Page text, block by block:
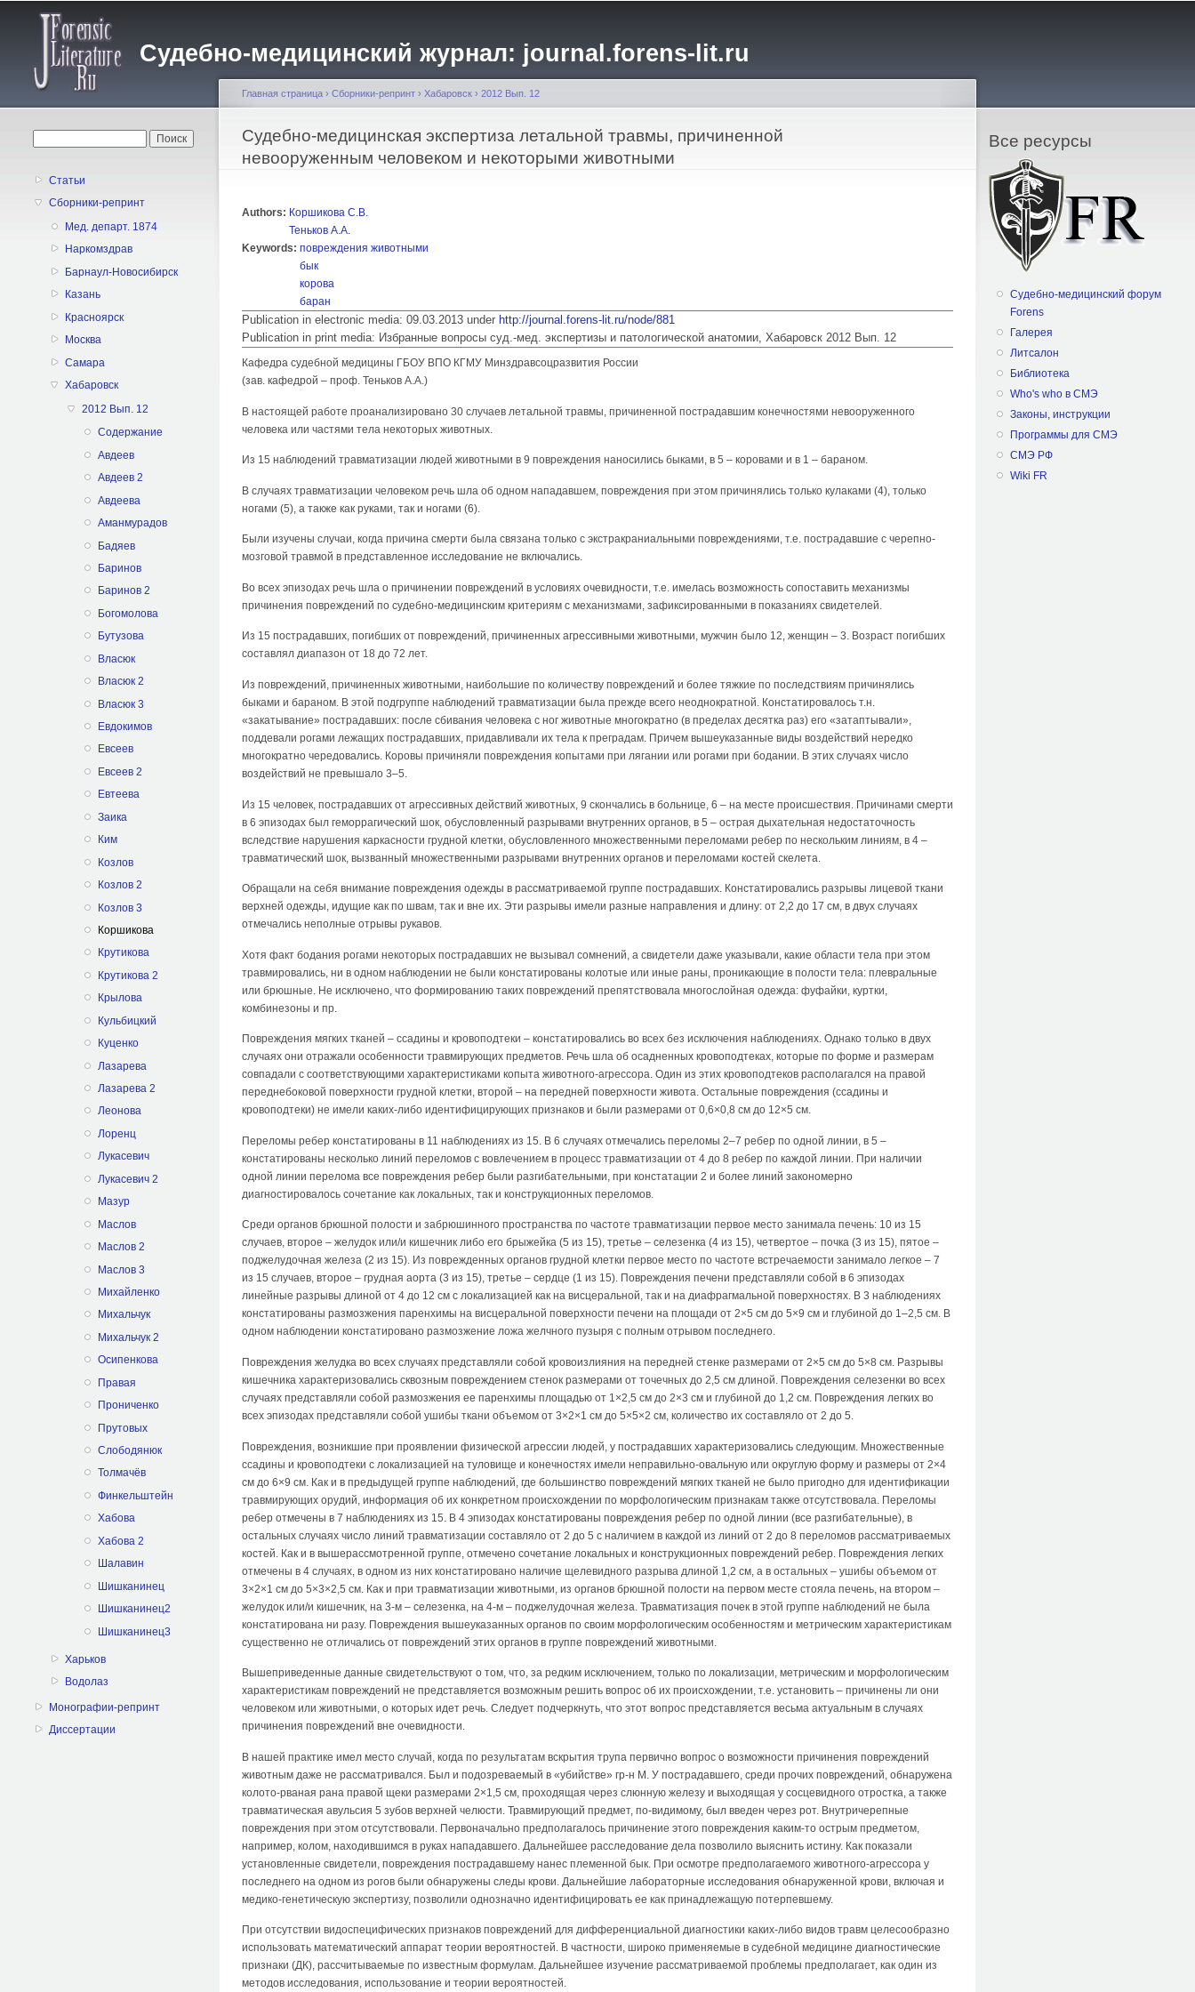
содержанию
Судебно-медицинский журнал: journal.forens-lit.ru
Статьи
Сборники-репринт
Мед. департ. 1874
Наркомздрав
Барнаул-Новосибирск
Казань
Красноярск
Москва
Самара
Хабаровск
2012 Вып. 12
Содержание
Авдеев
Авдеев 2
Авдеева
Аманмурадов
Бадяев
Баринов
Баринов 2
Богомолова
Бутузова
Власюк
Власюк 2
Власюк 3
Евдокимов
Евсеев
Евсеев 2
Евтеева
Заика
Ким
Козлов
Козлов 2
Козлов 3
Коршикова
Крутикова
Крутикова 2
Крылова
Кульбицкий
Куценко
Лазарева
Лазарева 2
Леонова
Лоренц
Лукасевич
Лукасевич 2
Мазур
Маслов
Маслов 2
Маслов 3
Михайленко
Михальчук
Михальчук 2
Осипенкова
Правая
Прониченко
Прутовых
Слободянюк
Толмачёв
Финкельштейн
Хабова
Хабова 2
Шалавин
Шишканинец
Шишканинец2
Шишканинец3
Харьков
Водолаз
Монографии-репринт
Диссертации
Вы здесь
Главная страница › Сборники-репринт › Хабаровск › 2012 Вып. 12
Судебно-медицинская экспертиза летальной травмы, причиненной
невооруженным человеком и некоторыми животными
Authors: Коршикова С.В.
Теньков А.А.
Keywords: повреждения животными
бык
корова
баран
Publication in electronic media: 09.03.2013 under http://journal.forens-lit.ru/node/881
Publication in print media: Избранные вопросы суд.-мед. экспертизы и патологической анатомии, Хабаровск 2012 Вып. 12
Кафедра судебной медицины ГБОУ ВПО КГМУ Минздравсоцразвития России
(зав. кафедрой – проф. Теньков А.А.)
В настоящей работе проанализировано 30 случаев летальной травмы, причиненной пострадавшим конечностями невооруженного
человека или частями тела некоторых животных.
Из 15 наблюдений травматизации людей животными в 9 повреждения наносились быками, в 5 – коровами и в 1 – бараном.
В случаях травматизации человеком речь шла об одном нападавшем, повреждения при этом причинялись только кулаками (4), только
ногами (5), а также как руками, так и ногами (6).
Были изучены случаи, когда причина смерти была связана только с экстракраниальными повреждениями, т.е. пострадавшие с черепно-
мозговой травмой в представленное исследование не включались.
Во всех эпизодах речь шла о причинении повреждений в условиях очевидности, т.е. имелась возможность сопоставить механизмы
причинения повреждений по судебно-медицинским критериям с механизмами, зафиксированными в показаниях свидетелей.
Из 15 пострадавших, погибших от повреждений, причиненных агрессивными животными, мужчин было 12, женщин – 3. Возраст погибших
составлял диапазон от 18 до 72 лет.
Из повреждений, причиненных животными, наибольшие по количеству повреждений и более тяжкие по последствиям причинялись
быками и бараном. В этой подгруппе наблюдений травматизации была прежде всего неоднократной. Констатировалось т.н.
«закатывание» пострадавших: после сбивания человека с ног животные многократно (в пределах десятка раз) его «затаптывали»,
поддевали рогами лежащих пострадавших, придавливали их тела к преградам. Причем вышеуказанные виды воздействий нередко
многократно чередовались. Коровы причиняли повреждения копытами при лягании или рогами при бодании. В этих случаях число
воздействий не превышало 3–5.
Из 15 человек, пострадавших от агрессивных действий животных, 9 скончались в больнице, 6 – на месте происшествия. Причинами смерти
в 6 эпизодах был геморрагический шок, обусловленный разрывами внутренних органов, в 5 – острая дыхательная недостаточность
вследствие нарушения каркасности грудной клетки, обусловленного множественными переломами ребер по нескольким линиям, в 4 –
травматический шок, вызванный множественными разрывами внутренних органов и переломами костей скелета.
Обращали на себя внимание повреждения одежды в рассматриваемой группе пострадавших. Констатировались разрывы лицевой ткани
верхней одежды, идущие как по швам, так и вне их. Эти разрывы имели разные направления и длину: от 2,2 до 17 см, в двух случаях
отмечались неполные отрывы рукавов.
Хотя факт бодания рогами некоторых пострадавших не вызывал сомнений, а свидетели даже указывали, какие области тела при этом
травмировались, ни в одном наблюдении не были констатированы колотые или иные раны, проникающие в полости тела: плевральные
или брюшные. Не исключено, что формированию таких повреждений препятствовала многослойная одежда: фуфайки, куртки,
комбинезоны и пр.
Повреждения мягких тканей – ссадины и кровоподтеки – констатировались во всех без исключения наблюдениях. Однако только в двух
случаях они отражали особенности травмирующих предметов. Речь шла об осадненных кровоподтеках, которые по форме и размерам
совпадали с соответствующими характеристиками копыта животного-агрессора. Один из этих кровоподтеков располагался на правой
переднебоковой поверхности грудной клетки, второй – на передней поверхности живота. Остальные повреждения (ссадины и
кровоподтеки) не имели каких-либо идентифицирующих признаков и были размерами от 0,6×0,8 см до 12×5 см.
Переломы ребер констатированы в 11 наблюдениях из 15. В 6 случаях отмечались переломы 2–7 ребер по одной линии, в 5 –
констатированы несколько линий переломов с вовлечением в процесс травматизации от 4 до 8 ребер по каждой линии. При наличии
одной линии перелома все повреждения ребер были разгибательными, при констатации 2 и более линий закономерно
диагностировалось сочетание как локальных, так и конструкционных переломов.
Среди органов брюшной полости и забрюшинного пространства по частоте травматизации первое место занимала печень: 10 из 15
случаев, второе – желудок или/и кишечник либо его брыжейка (5 из 15), третье – селезенка (4 из 15), четвертое – почка (3 из 15), пятое –
поджелудочная железа (2 из 15). Из поврежденных органов грудной клетки первое место по частоте встречаемости занимало легкое – 7
из 15 случаев, второе – грудная аорта (3 из 15), третье – сердце (1 из 15). Повреждения печени представляли собой в 6 эпизодах
линейные разрывы длиной от 4 до 12 см с локализацией как на висцеральной, так и на диафрагмальной поверхностях. В 3 наблюдениях
констатированы размозжения паренхимы на висцеральной поверхности печени на площади от 2×5 см до 5×9 см и глубиной до 1–2,5 см. В
одном наблюдении констатировано размозжение ложа желчного пузыря с полным отрывом последнего.
Повреждения желудка во всех случаях представляли собой кровоизлияния на передней стенке размерами от 2×5 см до 5×8 см. Разрывы
кишечника характеризовались сквозным повреждением стенок размерами от точечных до 2,5 см длиной. Повреждения селезенки во всех
случаях представляли собой размозжения ее паренхимы площадью от 1×2,5 см до 2×3 см и глубиной до 1,2 см. Повреждения легких во
всех эпизодах представляли собой ушибы ткани объемом от 3×2×1 см до 5×5×2 см, количество их составляло от 2 до 5.
Повреждения, возникшие при проявлении физической агрессии людей, у пострадавших характеризовались следующим. Множественные
ссадины и кровоподтеки с локализацией на туловище и конечностях имели неправильно-овальную или округлую форму и размеры от 2×4
см до 6×9 см. Как и в предыдущей группе наблюдений, где большинство повреждений мягких тканей не было пригодно для идентификации
травмирующих орудий, информация об их конкретном происхождении по морфологическим признакам также отсутствовала. Переломы
ребер отмечены в 7 наблюдениях из 15. В 4 эпизодах констатированы повреждения ребер по одной линии (все разгибательные), в
остальных случаях число линий травматизации составляло от 2 до 5 с наличием в каждой из линий от 2 до 8 переломов рассматриваемых
костей. Как и в вышерассмотренной группе, отмечено сочетание локальных и конструкционных повреждений ребер. Повреждения легких
отмечены в 4 случаях, в одном из них констатировано наличие щелевидного разрыва длиной 1,2 см, а в остальных – ушибы объемом от
3×2×1 см до 5×3×2,5 см. Как и при травматизации животными, из органов брюшной полости на первом месте стояла печень, на втором –
желудок или/и кишечник, на 3-м – селезенка, на 4-м – поджелудочная железа. Травматизация почек в этой группе наблюдений не была
констатирована ни разу. Повреждения вышеуказанных органов по своим морфологическим особенностям и метрическим характеристикам
существенно не отличались от повреждений этих органов в группе повреждений животными.
Вышеприведенные данные свидетельствуют о том, что, за редким исключением, только по локализации, метрическим и морфологическим
характеристикам повреждений не представляется возможным решить вопрос об их происхождении, т.е. установить – причинены ли они
человеком или животными, о которых идет речь. Следует подчеркнуть, что этот вопрос представляется весьма актуальным в случаях
причинения повреждений вне очевидности.
В нашей практике имел место случай, когда по результатам вскрытия трупа первично вопрос о возможности причинения повреждений
животным даже не рассматривался. Был и подозреваемый в «убийстве» гр-н М. У пострадавшего, среди прочих повреждений, обнаружена
колото-рваная рана правой щеки размерами 2×1,5 см, проходящая через слюнную железу и выходящая у сосцевидного отростка, а также
травматическая авульсия 5 зубов верхней челюсти. Травмирующий предмет, по-видимому, был введен через рот. Внутричерепные
повреждения при этом отсутствовали. Первоначально предполагалось причинение этого повреждения каким-то острым предметом,
например, колом, находившимся в руках нападавшего. Дальнейшее расследование дела позволило выяснить истину. Как показали
установленные свидетели, повреждения пострадавшему нанес племенной бык. При осмотре предполагаемого животного-агрессора у
последнего на одном из рогов были обнаружены следы крови. Дальнейшие лабораторные исследования обнаруженной крови, включая и
медико-генетическую экспертизу, позволили однозначно идентифицировать ее как принадлежащую потерпевшему.
При отсутствии видоспецифических признаков повреждений для дифференциальной диагностики каких-либо видов травм целесообразно
использовать математический аппарат теории вероятностей. В частности, широко применяемые в судебной медицине диагностические
признаки (ДК), рассчитываемые по известным формулам. Дальнейшее изучение рассматриваемой проблемы предполагает, как один из
методов исследования, использование и теории вероятностей.
Все ресурсы
Судебно-медицинский форум
Forens
Галерея
Литсалон
Библиотека
Who's who в СМЭ
Законы, инструкции
Программы для СМЭ
СМЭ РФ
Wiki FR